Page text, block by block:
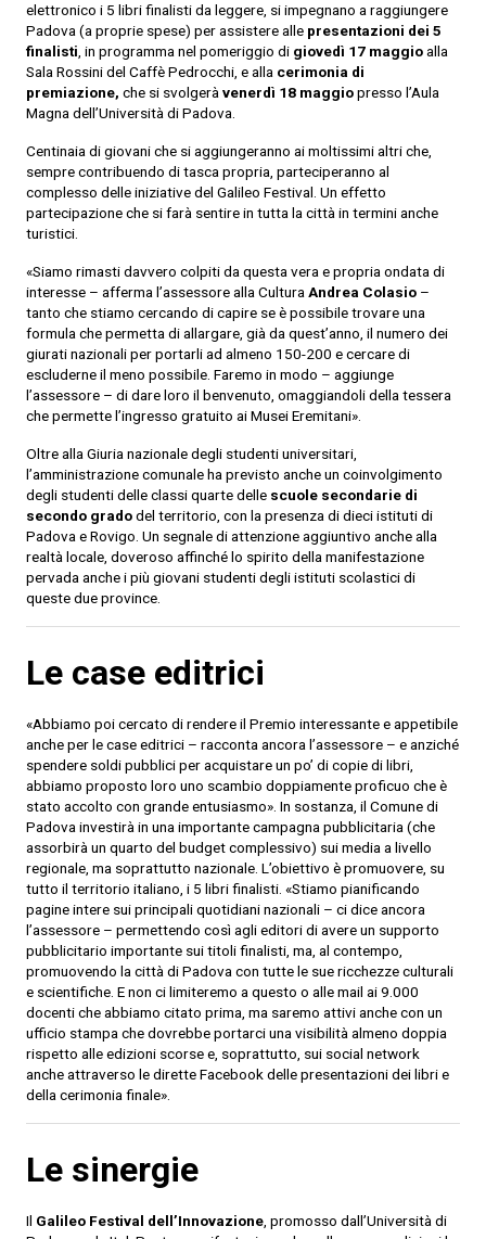
elettronico i 5 libri finalisti da leggere, si impegnano a raggiungere
Padova (a proprie spese) per assistere alle presentazioni dei 5
finalisti, in programma nel pomeriggio di giovedì 17 maggioalla
Sala Rossini del Caffè Pedrocchi, e alla cerimonia di
premiazione, che si svolgeràvenerdì 18 maggiopresso l’Aula
Magna dell’Università di Padova.
Centinaia di giovani che si aggiungeranno ai moltissimi altri che,
sempre contribuendo di tasca propria, parteciperanno al
complesso delle iniziative del Galileo Festival. Un effetto
partecipazione che si farà sentire in tutta la città in termini anche
turistici.
«Siamo rimasti davvero colpiti da questa vera e propria ondata di
interesse – afferma l’assessore alla CulturaAndrea Colasio –
tanto che stiamo cercando di capire se è possibile trovare una
formula che permetta di allargare, già da quest’anno, il numero dei
giurati nazionali per portarli ad almeno 150-200 e cercare di
escluderne il meno possibile. Faremo in modo – aggiunge
l’assessore – di dare loro il benvenuto, omaggiandoli della tessera
che permette l’ingresso gratuito ai Musei Eremitani».
Oltre alla Giuria nazionale degli studenti universitari,
l’amministrazione comunale ha previsto anche un coinvolgimento
degli studenti delle classi quarte delle scuole secondarie di
secondo gradodel territorio, con la presenza di dieci istituti di
Padova e Rovigo. Un segnale di attenzione aggiuntivo anche alla
realtà locale, doveroso affinché lo spirito della manifestazione
pervada anche i più giovani studenti degli istituti scolastici di
queste due province.
Le case editrici
«Abbiamo poi cercato di rendere il Premio interessante e appetibile
anche per le case editrici – racconta ancora l’assessore – e anziché
spendere soldi pubblici per acquistare un po’ di copie di libri,
abbiamo proposto loro uno scambio doppiamente proficuo che è
stato accolto con grande entusiasmo». In sostanza, il Comune di
Padova investirà in una importante campagna pubblicitaria (che
assorbirà un quarto del budget complessivo) sui media a livello
regionale, ma soprattutto nazionale. L’obiettivo è promuovere, su
tutto il territorio italiano, i 5 libri finalisti. «Stiamo pianificando
pagine intere sui principali quotidiani nazionali – ci dice ancora
l’assessore – permettendo così agli editori di avere un supporto
pubblicitario importante sui titoli finalisti, ma, al contempo,
promuovendo la città di Padova con tutte le sue ricchezze culturali
e scientifiche. E non ci limiteremo a questo o alle mail ai 9.000
docenti che abbiamo citato prima, ma saremo attivi anche con un
ufficio stampa che dovrebbe portarci una visibilità almeno doppia
rispetto alle edizioni scorse e, soprattutto, sui social network
anche attraverso le dirette Facebook delle presentazioni dei libri e
della cerimonia finale».
Le sinergie
Il Galileo Festival dell’Innovazione, promosso dall’Università di